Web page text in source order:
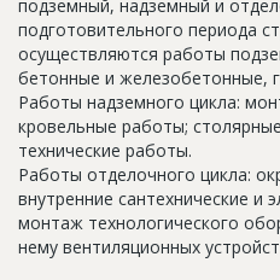
подземный, надземный и
подготовительного периода
осуществляются работы
бетонные и железобетонные,
Работы надземного цикла:
кровельные работы;
технические работы.
Работы отделочного цикла:
внутренние сантехнические
монтаж технологического
нему вентиляционных